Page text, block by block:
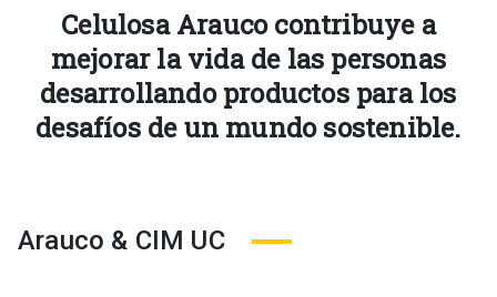
Celulosa Arauco contribuye a
mejorar la vida de las personas
desarrollando productos para los
desafíos de un mundo sostenible.
Arauco & CIM UC